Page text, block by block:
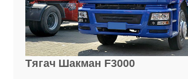
Тягач Шакман F3000